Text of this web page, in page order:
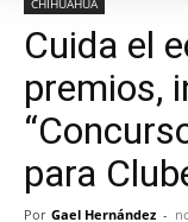
CHIHUAHUA
Cuida el
premios,
para
Por Gael Hernández -